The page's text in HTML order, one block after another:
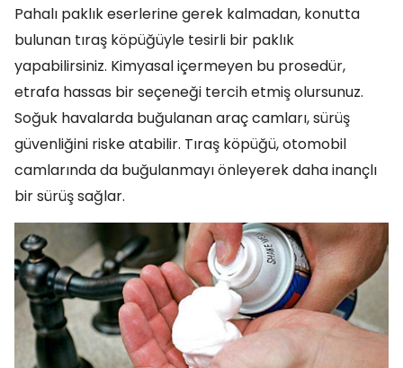
Pahalı paklık eserlerine gerek kalmadan, konutta
bulunan tıraş köpüğüyle tesirli bir paklık
yapabilirsiniz. Kimyasal içermeyen bu prosedür,
etrafa hassas bir seçeneği tercih etmiş olursunuz.
Soğuk havalarda buğulanan araç camları, sürüş
güvenliğini riske atabilir. Tıraş köpüğü, otomobil
camlarında da buğulanmayı önleyerek daha inançlı
bir sürüş sağlar.